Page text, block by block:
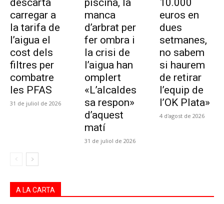
descarta
carregar a
la tarifa de
l’aigua el
cost dels
filtres per
combatre
les PFAS
31 de juliol de 2026
piscina, la
manca
d’arbrat per
fer ombra i
la crisi de
l’aigua han
omplert
«L’alcaldes
sa respon»
d’aquest
matí
31 de juliol de 2026
10.000
euros en
dues
setmanes,
no sabem
si haurem
de retirar
l’equip de
l’OK Plata»
4 d'agost de 2026
A LA CARTA